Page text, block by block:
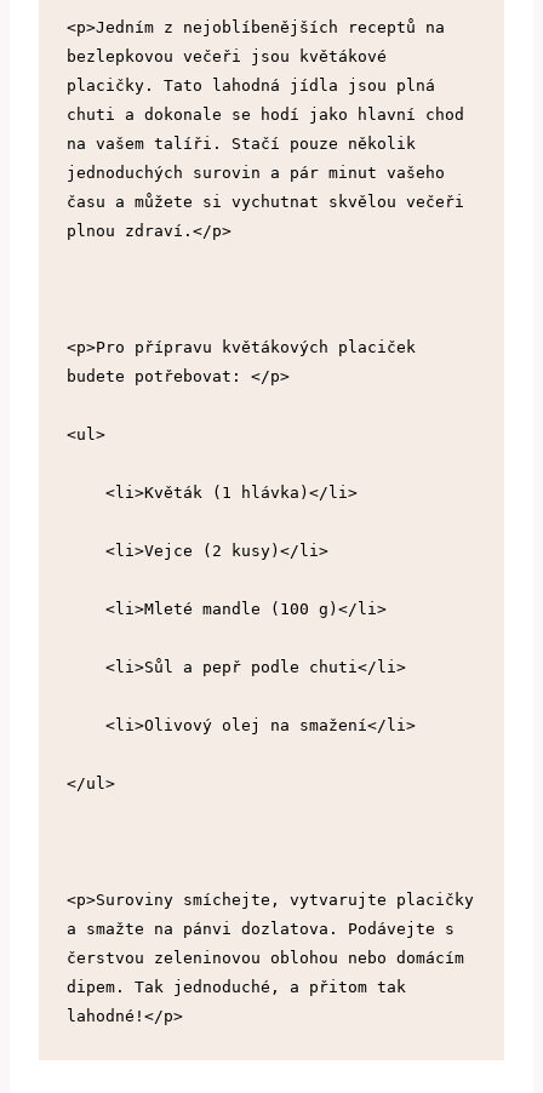
<p>Jedním z nejoblíbenějších receptů na
bezlepkovou večeři jsou květákové
placičky. Tato lahodná jídla jsou plná
chuti a dokonale se hodí jako hlavní chod
na vašem talíři. Stačí pouze několik
jednoduchých surovin a pár minut vašeho
času a můžete si vychutnat skvělou večeři
plnou zdraví.</p>
<p>Pro přípravu květákových placiček
budete potřebovat: </p>
<ul>
    <li>Květák (1 hlávka)</li>
    <li>Vejce (2 kusy)</li>
    <li>Mleté ​​mandle (100 g)</li>
    <li>Sůl a pepř podle chuti</li>
    <li>Olivový olej na smažení</li>
</ul>
<p>Suroviny smíchejte, vytvarujte placičky
a smažte na pánvi dozlatova. Podávejte s
čerstvou zeleninovou oblohou nebo domácím
dipem. Tak jednoduché, a přitom tak
lahodné!</p>